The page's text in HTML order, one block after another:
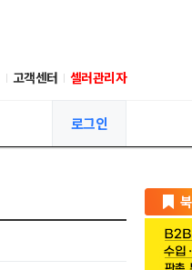
고객센터 셀러관리자
로그인